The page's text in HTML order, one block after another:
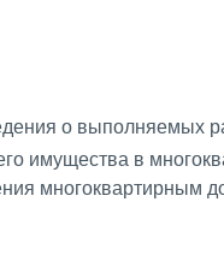
о выполняемых
имущества в
многоквартирным